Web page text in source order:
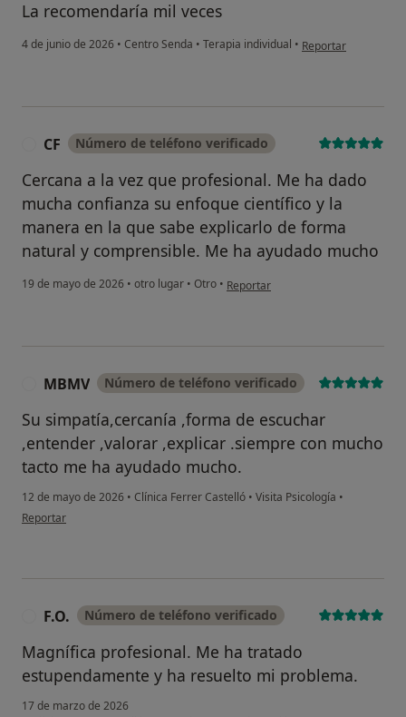
La recomendaría mil veces
4 de junio de 2026 • Centro Senda • Terapia individual • en opinión del
Reportar
CF Número de teléfono verificado
Cercana a la vez que profesional. Me ha dado
mucha confianza su enfoque científico y la
manera en la que sabe explicarlo de forma
natural y comprensible. Me ha ayudado mucho
19 de mayo de 2026 • otro lugar • Otro • en opinión del usuario CF
Reportar
MBMV Número de teléfono verificado
Su simpatía,cercanía ,forma de escuchar
,entender ,valorar ,explicar .siempre con mucho
tacto me ha ayudado mucho.
12 de mayo de 2026 • Clínica Ferrer Castelló • Visita Psicología •
en opinión del usuario MBMV
Reportar
F.O. Número de teléfono verificado
Magnífica profesional. Me ha tratado
estupendamente y ha resuelto mi problema.
17 de marzo de 2026